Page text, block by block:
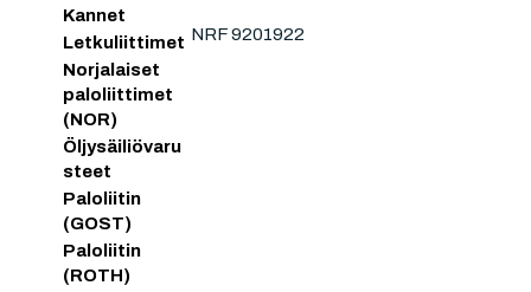
Kannet
Letkuliittimet
Norjalaiset
paloliittimet
(NOR)
Öljysäiliövaru
steet
Paloliitin
(GOST)
Paloliitin
(ROTH)
NRF 9201922